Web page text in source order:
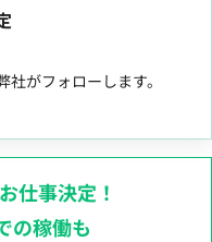
がフォローします。
仕事決定！
の稼働も